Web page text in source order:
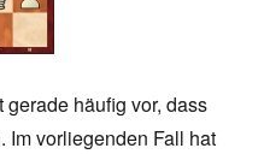
häufig vor, dass
Im vorliegenden Fall hat